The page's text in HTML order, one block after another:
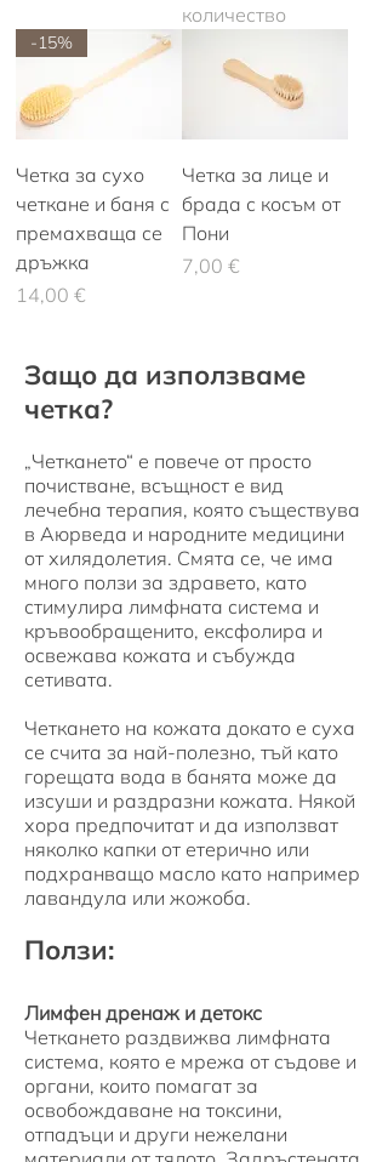
количество
-15%
Четка за сухо
четкане и баня с
премахваща се
дръжка
Цена
14,00 €
Четка за лице и
брада с косъм от
Пони
Цена
7,00 €
Защо да използваме
четка?
„Четкането“ е повече от просто
почистване, всъщност е вид
лечебна терапия, която съществува
в Аюрведа и народните медицини
от хилядолетия. Смята се, че има
много ползи за здравето, като
стимулира лимфната система и
кръвообращенито, ексфолира и
освежава кожата и събужда
сетивата.
Четкането на кожата докато е суха
се счита за най-полезно, тъй като
горещата вода в банята може да
изсуши и раздразни кожата. Някой
хора предпочитат и да използват
няколко капки от етерично или
подхранващо масло като например
лавандула или жожоба.
Ползи:
Лимфен дренаж и детокс
Четкането раздвижва лимфната
система, която е мрежа от съдове и
органи, които помагат за
освобождаване на токсини,
отпадъци и други нежелани